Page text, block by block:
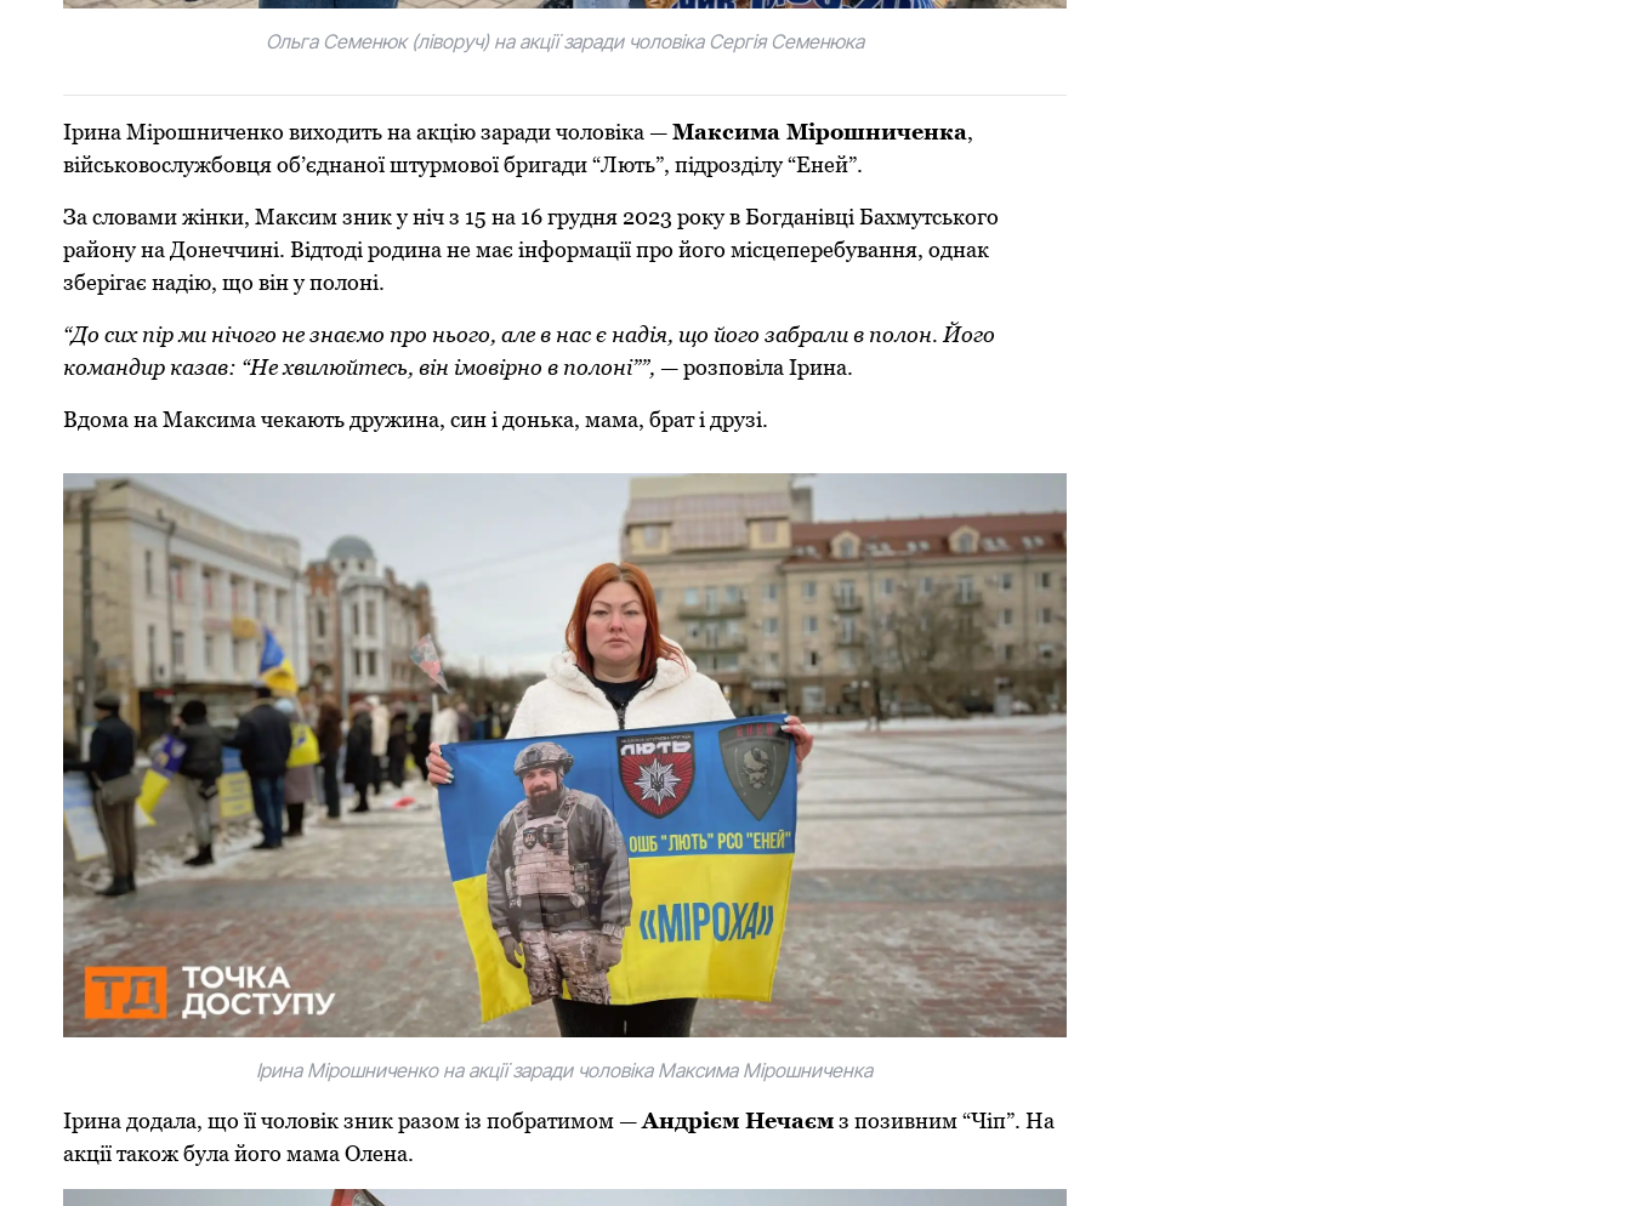
Ольга Семенюк (ліворуч) на акції заради чоловіка Сергія Семенюка
Ірина Мірошниченко виходить на акцію заради чоловіка —Максима Мірошниченка,
військовослужбовця об’єднаної штурмової бригади “Лють”, підрозділу “Еней”.
За словами жінки, Максим зник у ніч з 15 на 16 грудня 2023 року в Богданівці Бахмутського
району на Донеччині. Відтоді родина не має інформації про його місцеперебування, однак
зберігає надію, що він у полоні.
“До сих пір ми нічого не знаємо про нього, але в нас є надія, що його забрали в полон. Його
командир казав: “Не хвилюйтесь, він імовірно в полоні””, — розповіла Ірина.
Вдома на Максима чекають дружина, син і донька, мама, брат і друзі.
Ірина Мірошниченко на акції заради чоловіка Максима Мірошниченка
Ірина додала, що її чоловік зник разом із побратимом —Андрієм Нечаємз позивним “Чіп”. На
акції також була його мама Олена.